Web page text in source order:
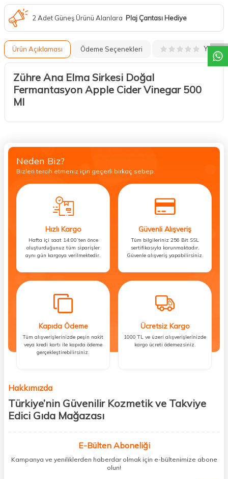
DESTEK
2 Adet Güneş Ürünü Alanlara Plaj Çantası Hediye
Ürün Açıklaması Ödeme Seçenekleri Yorum
Zühre Ana Elma Sirkesi Doğal
Fermantasyon Apple Cider Vinegar 500
Ml
Neden Biz?
Bizleri tercih etmeniz için geçerli birkaç sebep.
Hızlı Kargo
Hafta içi saat 14:00’ten önce
oluşturduğunuz tüm siparişler
aynı gün kargoya verilmektedir.
Güvenli Alışveriş
Tüm bilgileriniz 256 Bit SSL
sertifikasıyla korunmaktadır.
Güvenle alışveriş yapabilirsiniz.
Kapıda Ödeme
Tüm alışverişlerinizde peşin nakit
veya kredi kartı ile kapıda ödeme
gerçekleştirebilirsiniz.
Ücretsiz Kargo
1000 TL ve üzeri alışverişlerinizde
kargo ücreti ödemezsiniz.
Hakkımızda
Türkiye’nin Güvenilir Kozmetik ve Takviye
Edici Gıda Mağazası
kişisel bakım hem de takviye edici gıda ürünlerini sizlerle
buluşturuyoruz. Artık mağaza mağaza dolaşmanıza gerek yok;
ihtiyacınız olan her şeyi tek bir çatı altında topluyor ve kapınıza kadar
E-Bülten Aboneliği
Kampanya ve yeniliklerden haberdar olmak için e-bültenimize abone
olun!